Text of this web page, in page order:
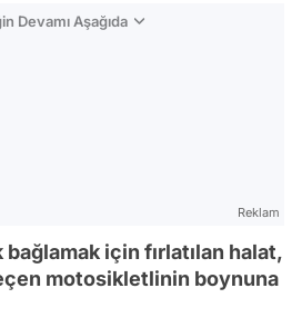
Devamı Aşağıda
Reklam
için fırlatılan halat,
motosikletlinin boynuna